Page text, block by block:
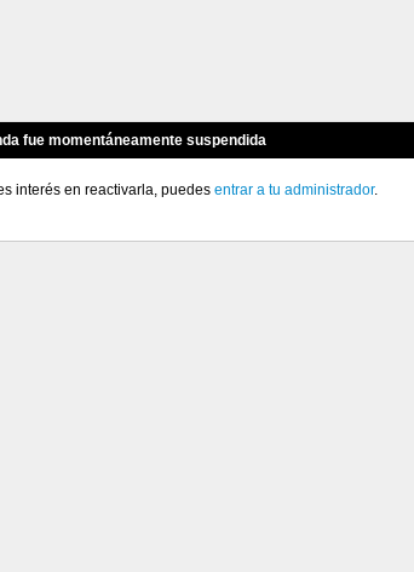
fue momentáneamente suspendida
interés en reactivarla, puedes entrar a tu administrador.